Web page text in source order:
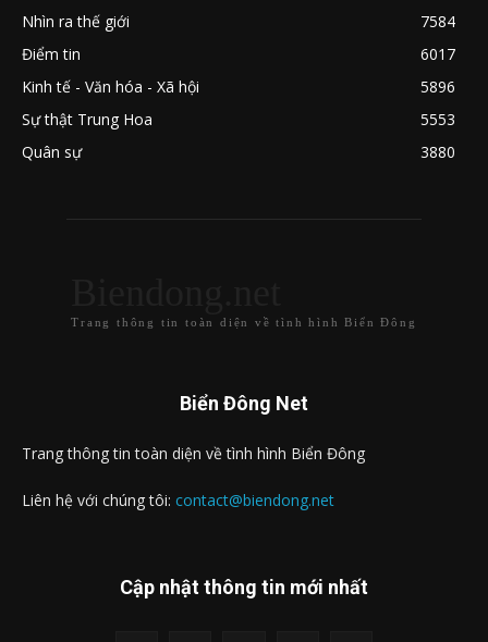
Nhìn ra thế giới
7584
Điểm tin
6017
Kinh tế - Văn hóa - Xã hội
5896
Sự thật Trung Hoa
5553
Quân sự
3880
Trang thông tin toàn diện về tình hình Biển Đông
Biển Đông Net
Trang thông tin toàn diện về tình hình Biển Đông
Liên hệ với chúng tôi: contact@biendong.net
Cập nhật thông tin mới nhất